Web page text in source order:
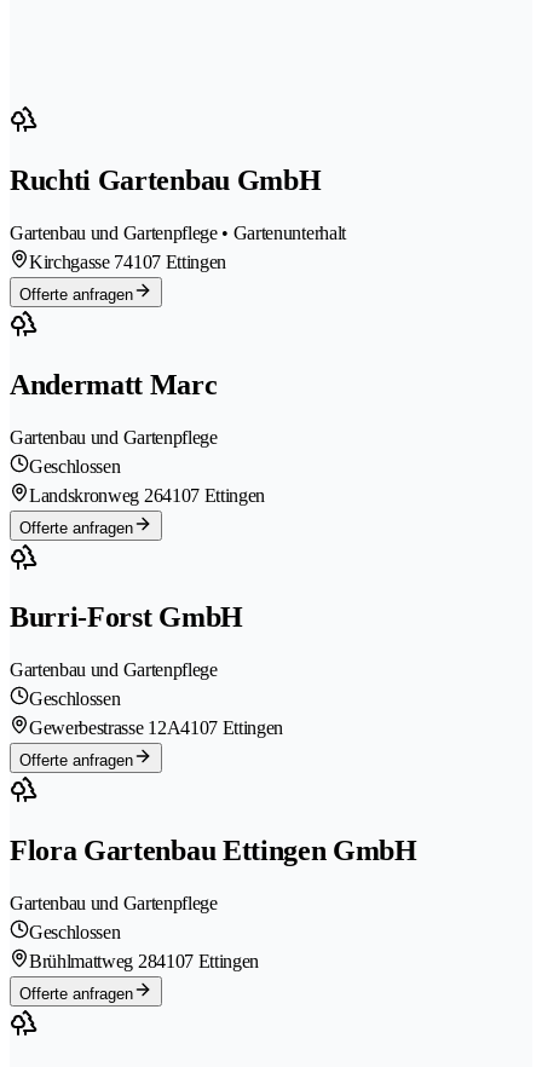
Ruchti Gartenbau GmbH
Gartenbau und Gartenpflege • Gartenunterhalt
Kirchgasse 74107 Ettingen
Offerte anfragen
Andermatt Marc
Gartenbau und Gartenpflege
Geschlossen
Landskronweg 264107 Ettingen
Offerte anfragen
Burri-Forst GmbH
Gartenbau und Gartenpflege
Geschlossen
Gewerbestrasse 12A4107 Ettingen
Offerte anfragen
Flora Gartenbau Ettingen GmbH
Gartenbau und Gartenpflege
Geschlossen
Brühlmattweg 284107 Ettingen
Offerte anfragen